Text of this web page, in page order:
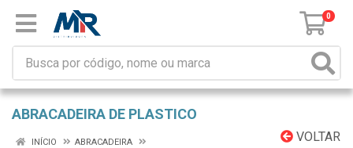
0
ABRACADEIRA DE PLASTICO
VOLTAR
INÍCIO
ABRACADEIRA